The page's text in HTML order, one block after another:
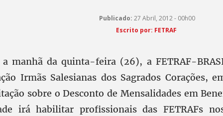
Publicado: 27 Abril, 2012 - 00h00
Escrito por: FETRAF
a manhã da quinta-feira (26), a FETRAF-
Irmãs Salesianas dos Sagrados Corações,
sobre o Desconto de Mensalidades em
irá habilitar profissionais das FETRAFs